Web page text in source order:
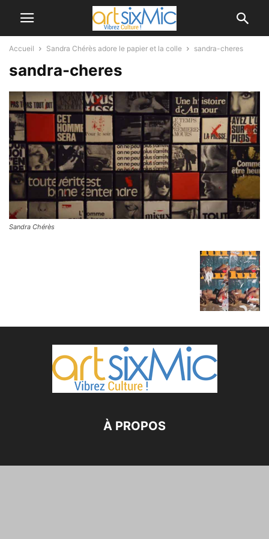
Accueil Sandra Chérès adore le papier et la colle sandra-cheres
sandra-cheres
Sandra Chérès
À PROPOS